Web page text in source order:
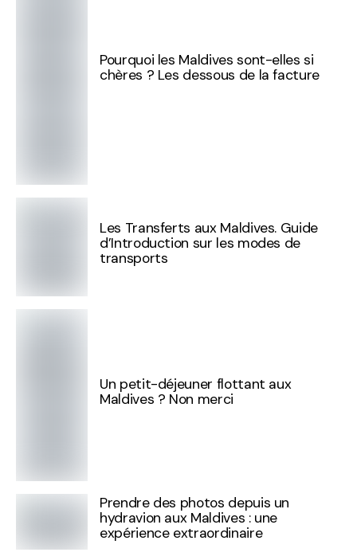
Pourquoi les Maldives sont-elles si
chères ? Les dessous de la facture
Les Transferts aux Maldives. Guide
d’Introduction sur les modes de
transports
Un petit-déjeuner flottant aux
Maldives ? Non merci
Prendre des photos depuis un
hydravion aux Maldives : une
expérience extraordinaire